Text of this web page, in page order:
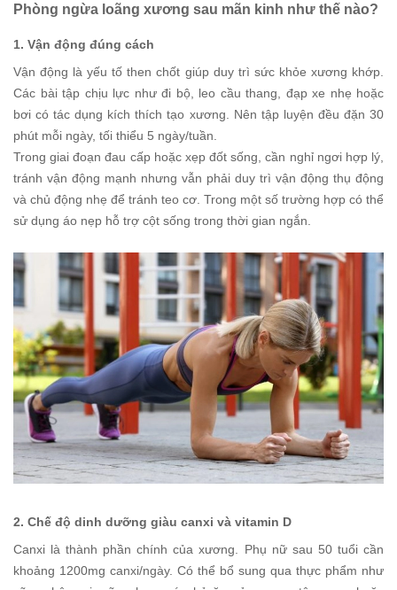
Phòng ngừa loãng xương sau mãn kinh như thế nào?
1. Vận động đúng cách
Vận động là yếu tố then chốt giúp duy trì sức khỏe xương khớp.
Các bài tập chịu lực như đi bộ, leo cầu thang, đạp xe nhẹ hoặc
bơi có tác dụng kích thích tạo xương. Nên tập luyện đều đặn 30
phút mỗi ngày, tối thiểu 5 ngày/tuần.
Trong giai đoạn đau cấp hoặc xẹp đốt sống, cần nghỉ ngơi hợp lý,
tránh vận động mạnh nhưng vẫn phải duy trì vận động thụ động
và chủ động nhẹ để tránh teo cơ. Trong một số trường hợp có thể
sử dụng áo nẹp hỗ trợ cột sống trong thời gian ngắn.
2. Chế độ dinh dưỡng giàu canxi và vitamin D
Canxi là thành phần chính của xương. Phụ nữ sau 50 tuổi cần
khoảng 1200mg canxi/ngày. Có thể bổ sung qua thực phẩm như